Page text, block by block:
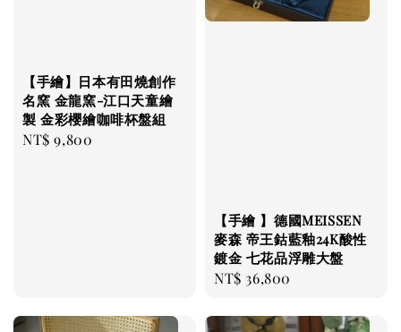
【手繪】日本有田燒創作
名窯 金龍窯-江口天童繪
製 金彩櫻繪咖啡杯盤組
Regular
NT$ 9,800
【手繪 】德國MEISSEN
麥森 帝王鈷藍釉24K酸性
鍍金 七花品浮雕大盤
Regular
NT$ 36,800